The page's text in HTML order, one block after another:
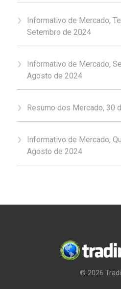
Informativo de Mercado,
Setembro de 2024
Informativo de Mercado,
Agosto de 2024
Resumo dos Mercado, 30
Informativo de Mercado,
Agosto de 2024
© 2026